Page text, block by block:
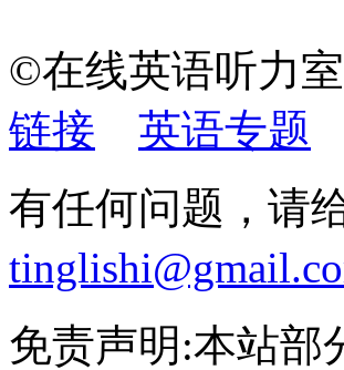
©在线英语听
链接
英语专题
有任何问题，请
免责声明:本站部